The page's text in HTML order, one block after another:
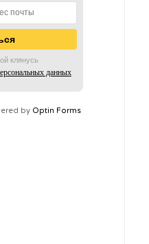
клянусь
данных
by Optin Forms